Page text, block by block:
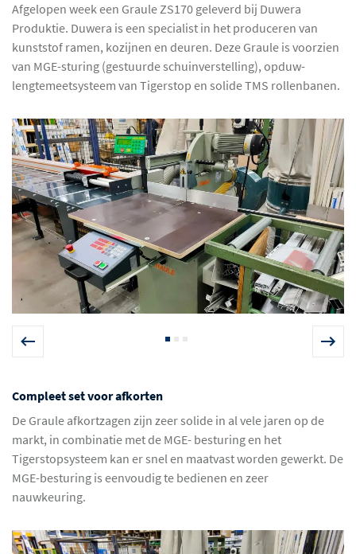
Afgelopen week een Graule ZS170 geleverd bij Duwera
Produktie. Duwera is een specialist in het produceren van
kunststof ramen, kozijnen en deuren. Deze Graule is voorzien
van MGE-sturing (gestuurde schuinverstelling), opduw-
lengtemeetsysteem van Tigerstop en solide TMS rollenbanen.
Compleet set voor afkorten
De Graule afkortzagen zijn zeer solide in al vele jaren op de
markt, in combinatie met de MGE- besturing en het
Tigerstopsysteem kan er snel en maatvast worden gewerkt. De
MGE-besturing is eenvoudig te bedienen en zeer
nauwkeuring.
Videospeler